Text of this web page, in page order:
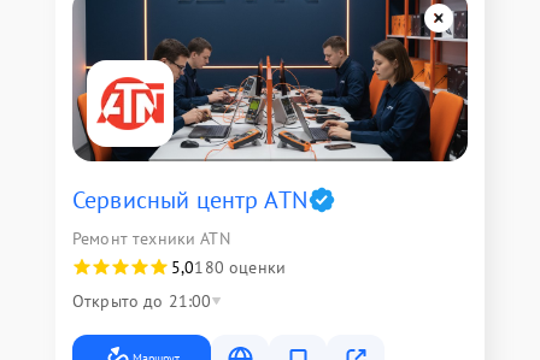
Сервисный центр ATN
Ремонт техники ATN
5,0180 оценки
Открыто до 21:00